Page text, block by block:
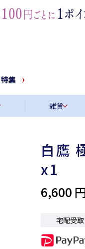
特集
雑貨
白鷹
x1
6,600
宅配受取